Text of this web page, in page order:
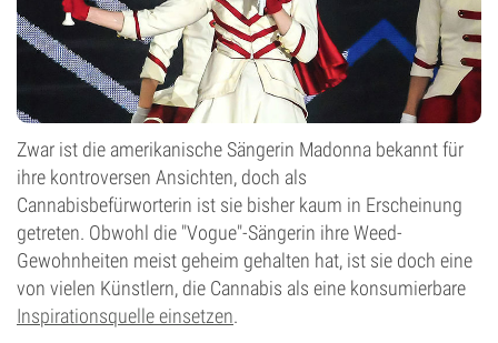
Zwar ist die amerikanische Sängerin Madonna bekannt für
ihre kontroversen Ansichten, doch als
Cannabisbefürworterin ist sie bisher kaum in Erscheinung
getreten. Obwohl die "Vogue"-Sängerin ihre Weed-
Gewohnheiten meist geheim gehalten hat, ist sie doch eine
von vielen Künstlern, die Cannabis als eine konsumierbare
Inspirationsquelle einsetzen.